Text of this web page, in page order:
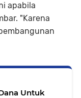
apabila
"Karena
Untuk